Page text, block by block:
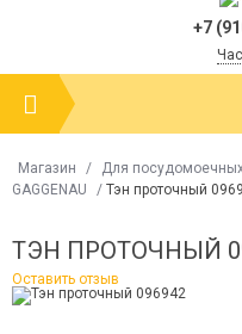
+7
Магазин / Для
GAGGENAU
/ Тэн проточный
ТЭН ПРОТОЧНЫЙ
Оставить отзыв